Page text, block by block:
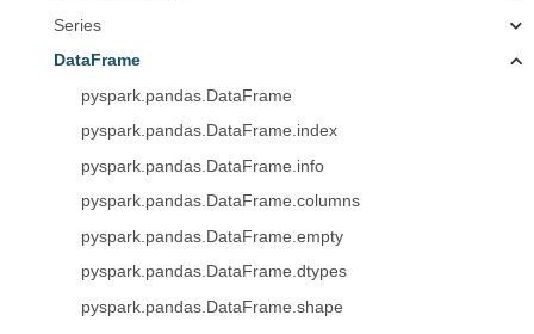
Series
DataFrame
pyspark.pandas.DataFrame
pyspark.pandas.DataFrame.index
pyspark.pandas.DataFrame.info
pyspark.pandas.DataFrame.columns
pyspark.pandas.DataFrame.empty
pyspark.pandas.DataFrame.dtypes
pyspark.pandas.DataFrame.shape